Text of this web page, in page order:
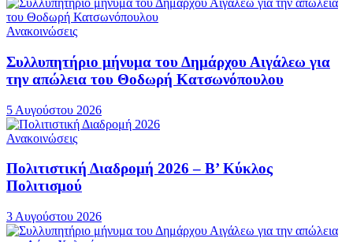
Ανακοινώσεις
Συλλυπητήριο μήνυμα του Δημάρχου Αιγάλεω για
την απώλεια του Θοδωρή Κατσωνόπουλου
5 Αυγούστου 2026
Ανακοινώσεις
Πολιτιστική Διαδρομή 2026 – Β’ Κύκλος
Πολιτισμού
3 Αυγούστου 2026